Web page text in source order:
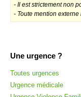
- Il est strictement non
- Toute mention
Une urgence ?
Toutes urgences
Urgence médicale